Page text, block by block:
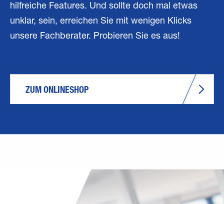
hilfreiche Features. Und sollte doch mal etwas
unklar, sein, erreichen Sie mit wenigen Klicks
unsere Fachberater. Probieren Sie es aus!
ZUM ONLINESHOP